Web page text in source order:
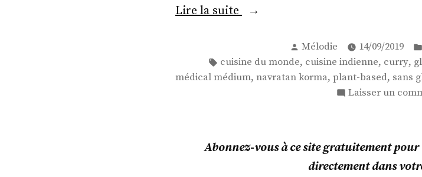
Lire la suite
« Indien
du
Navratan
Publié
par
Mélodie 14/09/2019
Étiquettes :
cuisine du monde, cuisine indienne, curry,
médical médium, navratan korma, plant-based, sans
Laisser un
Abonnez-vous à ce site gratuitement
directement dans